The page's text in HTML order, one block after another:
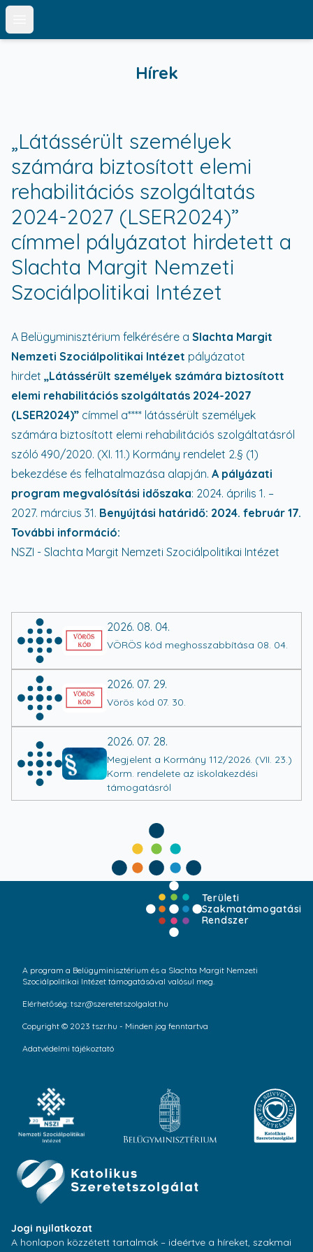
Open main menu
Hírek
2026. 08. 04.
VÖRÖS kód meghosszabbítása 08. 04.
2026. 07. 29.
Vörös kód 07. 30.
2026. 07. 28.
Megjelent a Kormány 112/2026. (VII. 23.)
Korm. rendelete az iskolakezdési
támogatásról
„Látássérült személyek
számára biztosított elemi
rehabilitációs szolgáltatás
2024-2027 (LSER2024)”
címmel pályázatot hirdetett a
Slachta Margit Nemzeti
Szociálpolitikai Intézet
A Belügyminisztérium felkérésére a Slachta Margit
Nemzeti Szociálpolitikai Intézet pályázatot
hirdet „Látássérült személyek számára biztosított
elemi rehabilitációs szolgáltatás 2024-2027
(LSER2024)” címmel a**** látássérült személyek
számára biztosított elemi rehabilitációs szolgáltatásról
szóló 490/2020. (XI. 11.) Kormány rendelet 2.§ (1)
bekezdése és felhatalmazása alapján. A pályázati
program megvalósítási időszaka: 2024. április 1. –
2027. március 31. Benyújtási határidő: 2024. február 17.
További információ:
NSZI - Slachta Margit Nemzeti Szociálpolitikai Intézet
Területi
Szakmatámogatási
Rendszer
A program a Belügyminisztérium és a Slachta Margit Nemzeti
Szociálpolitikai Intézet támogatásával valósul meg.
Elérhetőség: tszr@szeretetszolgalat.hu
Copyright © 2023 tszr.hu - Minden jog fenntartva
Adatvédelmi tájékoztató
Jogi nyilatkozat
A honlapon közzétett tartalmak – ideértve a híreket, szakmai